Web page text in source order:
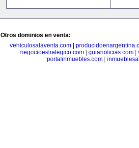
Otros dominios en venta:
vehiculosalaventa.com
negocioestrategico.com| guianoticias.com|
portalinmuebles.com|